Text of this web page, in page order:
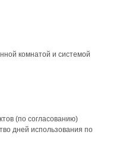
комнатой и системой
(по согласованию)
дней использования по